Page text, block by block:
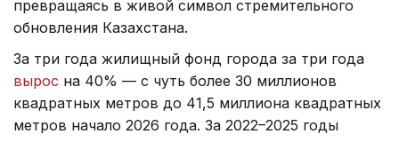
превращаясь в живой символ стремительного
обновления Казахстана.
За три года жилищный фонд города за три года
вырос на 40% — с чуть более 30 миллионов
квадратных метров до 41,5 миллиона квадратных
метров начало 2026 года. За 2022–2025 годы